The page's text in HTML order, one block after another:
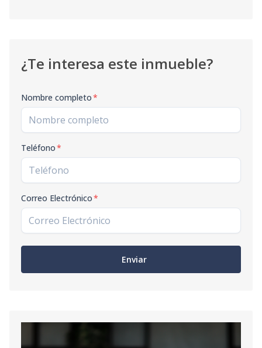
¿Te interesa este inmueble?
Nombre completo*
Teléfono*
Correo Electrónico*
Enviar